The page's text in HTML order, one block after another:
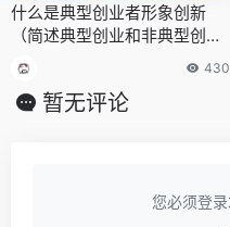
什么是典型创业者形象创新
（简述典型创业和非典型创
业）
430
暂无评论
您必须登录